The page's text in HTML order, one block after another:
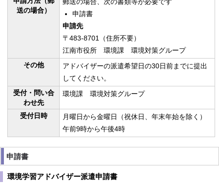
送の場合）
申請書
申請先
〒483-8701（住所不要）
江南市役所 環境課 環境対策グループ
その他
アドバイザーの派遣希望日の30日前までに提出
してください。
受付・問い合
わせ先
環境課 環境対策グループ
受付日時
月曜日から金曜日（祝休日、年末年始を除く）
午前9時から午後4時
申請書
環境学習アドバイザー派遣申請書